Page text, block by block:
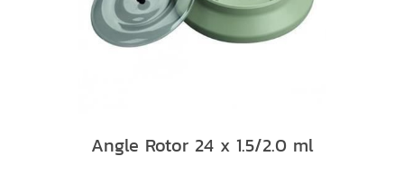
Angle Rotor 24 x 1.5/2.0 ml